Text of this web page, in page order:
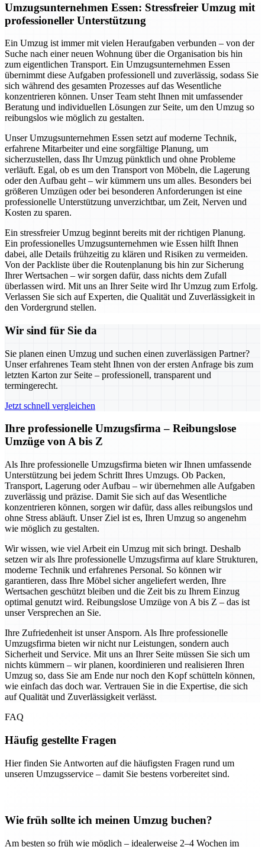
Umzugsunternehmen Essen: Stressfreier Umzug mit
professioneller Unterstützung
Ein Umzug ist immer mit vielen Heraufgaben verbunden – von der
Suche nach einer neuen Wohnung über die Organisation bis hin
zum eigentlichen Transport. Ein Umzugsunternehmen Essen
übernimmt diese Aufgaben professionell und zuverlässig, sodass Sie
sich während des gesamten Prozesses auf das Wesentliche
konzentrieren können. Unser Team steht Ihnen mit umfassender
Beratung und individuellen Lösungen zur Seite, um den Umzug so
reibungslos wie möglich zu gestalten.
Unser Umzugsunternehmen Essen setzt auf moderne Technik,
erfahrene Mitarbeiter und eine sorgfältige Planung, um
sicherzustellen, dass Ihr Umzug pünktlich und ohne Probleme
verläuft. Egal, ob es um den Transport von Möbeln, die Lagerung
oder den Aufbau geht – wir kümmern uns um alles. Besonders bei
größeren Umzügen oder bei besonderen Anforderungen ist eine
professionelle Unterstützung unverzichtbar, um Zeit, Nerven und
Kosten zu sparen.
Ein stressfreier Umzug beginnt bereits mit der richtigen Planung.
Ein professionelles Umzugsunternehmen wie Essen hilft Ihnen
dabei, alle Details frühzeitig zu klären und Risiken zu vermeiden.
Von der Packliste über die Routenplanung bis hin zur Sicherung
Ihrer Wertsachen – wir sorgen dafür, dass nichts dem Zufall
überlassen wird. Mit uns an Ihrer Seite wird Ihr Umzug zum Erfolg.
Verlassen Sie sich auf Experten, die Qualität und Zuverlässigkeit in
den Vordergrund stellen.
Wir sind für Sie da
Sie planen einen Umzug und suchen einen zuverlässigen Partner?
Unser erfahrenes Team steht Ihnen von der ersten Anfrage bis zum
letzten Karton zur Seite – professionell, transparent und
termingerecht.
Jetzt schnell vergleichen
Ihre professionelle Umzugsfirma – Reibungslose
Umzüge von A bis Z
Als Ihre professionelle Umzugsfirma bieten wir Ihnen umfassende
Unterstützung bei jedem Schritt Ihres Umzugs. Ob Packen,
Transport, Lagerung oder Aufbau – wir übernehmen alle Aufgaben
zuverlässig und präzise. Damit Sie sich auf das Wesentliche
konzentrieren können, sorgen wir dafür, dass alles reibungslos und
ohne Stress abläuft. Unser Ziel ist es, Ihren Umzug so angenehm
wie möglich zu gestalten.
Wir wissen, wie viel Arbeit ein Umzug mit sich bringt. Deshalb
setzen wir als Ihre professionelle Umzugsfirma auf klare Strukturen,
moderne Technik und erfahrenes Personal. So können wir
garantieren, dass Ihre Möbel sicher angeliefert werden, Ihre
Wertsachen geschützt bleiben und die Zeit bis zu Ihrem Einzug
optimal genutzt wird. Reibungslose Umzüge von A bis Z – das ist
unser Versprechen an Sie.
Ihre Zufriedenheit ist unser Ansporn. Als Ihre professionelle
Umzugsfirma bieten wir nicht nur Leistungen, sondern auch
Sicherheit und Service. Mit uns an Ihrer Seite müssen Sie sich um
nichts kümmern – wir planen, koordinieren und realisieren Ihren
Umzug so, dass Sie am Ende nur noch den Kopf schütteln können,
wie einfach das doch war. Vertrauen Sie in die Expertise, die sich
auf Qualität und Zuverlässigkeit verlässt.
FAQ
Häufig gestellte Fragen
Hier finden Sie Antworten auf die häufigsten Fragen rund um
unseren Umzugsservice – damit Sie bestens vorbereitet sind.
Wie früh sollte ich meinen Umzug buchen?
Am besten so früh wie möglich – idealerweise 2–4 Wochen im